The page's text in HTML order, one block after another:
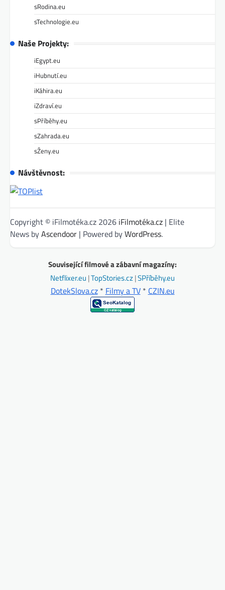
sRodina.eu
sTechnologie.eu
Naše Projekty:
iEgypt.eu
iHubnutí.eu
iKáhira.eu
iZdraví.eu
sPříběhy.eu
sZahrada.eu
sŽeny.eu
Návštěvnost:
Copyright © iFilmotéka.cz 2026 iFilmotéka.cz | Elite
News byAscendoor | Powered byWordPress.
Související filmové a zábavní magazíny:
Netflixer.eu |TopStories.cz|SPříběhy.eu
DotekSlova.cz* Filmy a TV* CZIN.eu